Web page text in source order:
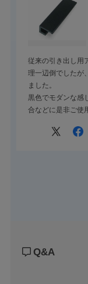
従来の引き出し用
理一辺倒でしたが
ました。
黒色でモダンな感
合などに是非ご使
Q&A